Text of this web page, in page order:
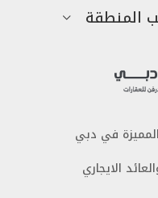
المنطقة
في دبي
الايجاري